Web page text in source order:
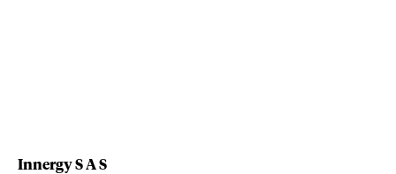
Innergy S A S